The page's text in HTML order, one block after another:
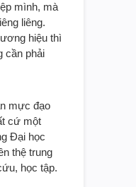
mình, mà
liêng.
hiệu thì
cần phải
mực đạo
cứ một
Đại học
thệ trung
học tập.